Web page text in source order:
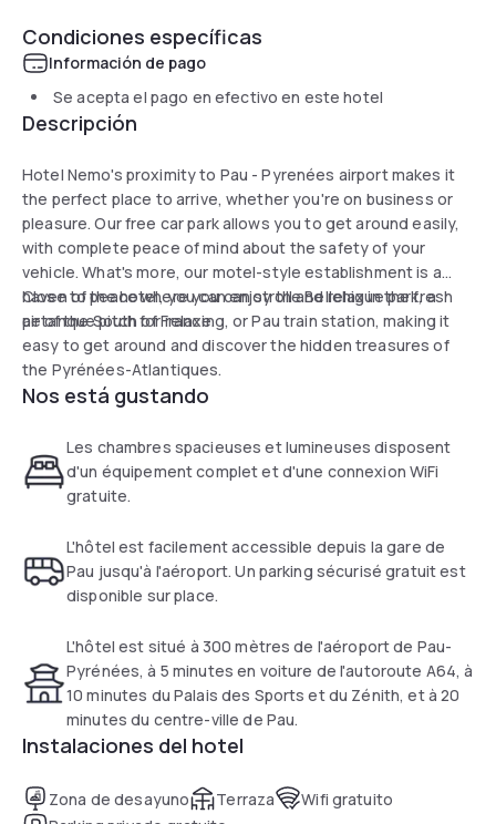
Condiciones específicas
Información de pago
Se acepta el pago en efectivo en este hotel
Descripción
Hotel Nemo's proximity to Pau - Pyrenées airport makes it
the perfect place to arrive, whether you're on business or
pleasure. Our free car park allows you to get around easily,
with complete peace of mind about the safety of your
vehicle. What's more, our motel-style establishment is a
haven of peace where you can stroll and relax in the fresh
air of the South of France.
Close to the hotel, you can enjoy the Bellehigue park, a
petanque pitch for relaxing, or Pau train station, making it
easy to get around and discover the hidden treasures of
the Pyrénées-Atlantiques.
Nos está gustando
Les chambres spacieuses et lumineuses disposent
d'un équipement complet et d'une connexion WiFi
gratuite.
L'hôtel est facilement accessible depuis la gare de
Pau jusqu'à l'aéroport. Un parking sécurisé gratuit est
disponible sur place.
L'hôtel est situé à 300 mètres de l'aéroport de Pau-
Pyrénées, à 5 minutes en voiture de l'autoroute A64, à
10 minutes du Palais des Sports et du Zénith, et à 20
minutes du centre-ville de Pau.
Instalaciones del hotel
Zona de desayuno Terraza
Wifi gratuito